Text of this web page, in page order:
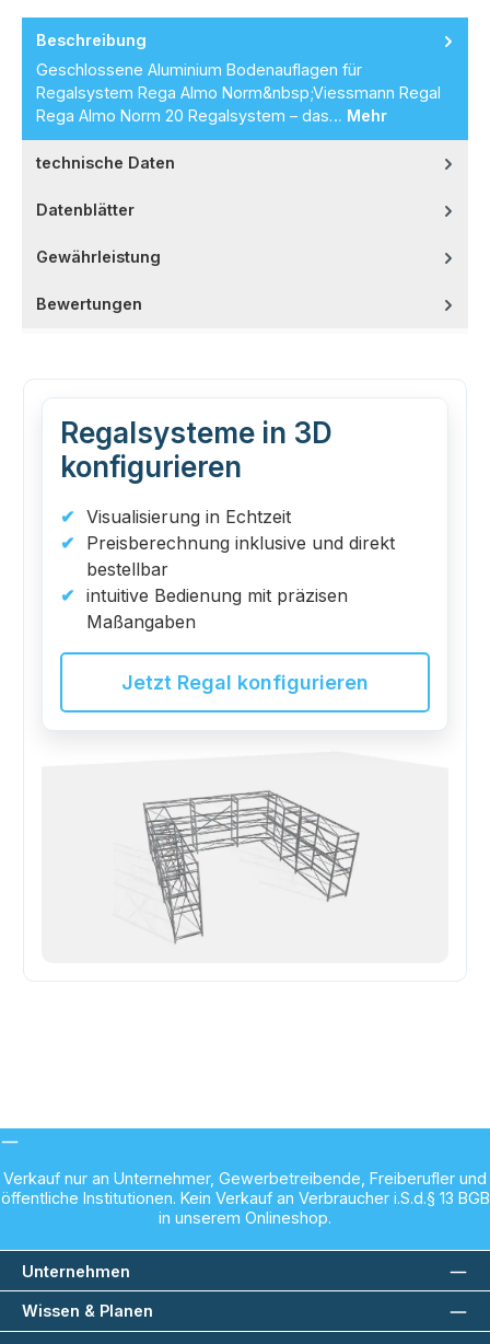
Beschreibung
Geschlossene Aluminium Bodenauflagen für
Regalsystem Rega Almo Norm&nbsp;Viessmann Regal
Rega Almo Norm 20 Regalsystem – das… Mehr
technische Daten
Datenblätter
Gewährleistung
Bewertungen
Regalsysteme in 3D
konfigurieren
Visualisierung in Echtzeit
Preisberechnung inklusive und direkt
bestellbar
intuitive Bedienung mit präzisen
Maßangaben
Jetzt Regal konfigurieren
Verkauf nur an Unternehmer, Gewerbetreibende, Freiberufler und
öffentliche Institutionen. Kein Verkauf an Verbraucher i.S.d.§ 13 BGB
in unserem Onlineshop.
Unternehmen
Wissen & Planen